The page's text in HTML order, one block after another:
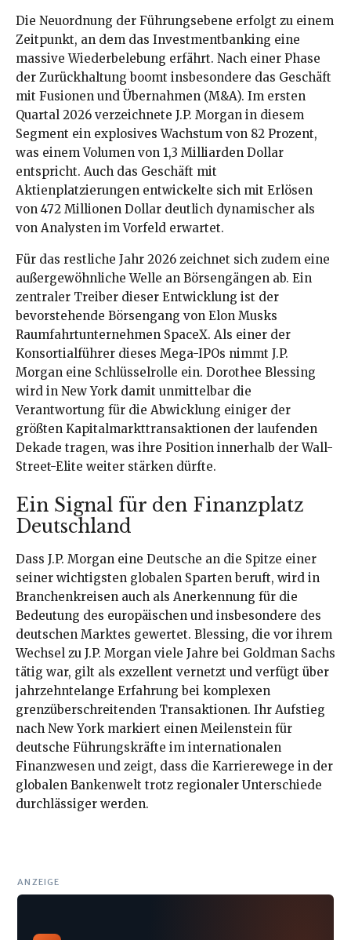
Die Neuordnung der Führungsebene erfolgt zu einem
Zeitpunkt, an dem das Investmentbanking eine
massive Wiederbelebung erfährt. Nach einer Phase
der Zurückhaltung boomt insbesondere das Geschäft
mit Fusionen und Übernahmen (M&A). Im ersten
Quartal 2026 verzeichnete J.P. Morgan in diesem
Segment ein explosives Wachstum von 82 Prozent,
was einem Volumen von 1,3 Milliarden Dollar
entspricht. Auch das Geschäft mit
Aktienplatzierungen entwickelte sich mit Erlösen
von 472 Millionen Dollar deutlich dynamischer als
von Analysten im Vorfeld erwartet.
Für das restliche Jahr 2026 zeichnet sich zudem eine
außergewöhnliche Welle an Börsengängen ab. Ein
zentraler Treiber dieser Entwicklung ist der
bevorstehende Börsengang von Elon Musks
Raumfahrtunternehmen SpaceX. Als einer der
Konsortialführer dieses Mega-IPOs nimmt J.P.
Morgan eine Schlüsselrolle ein. Dorothee Blessing
wird in New York damit unmittelbar die
Verantwortung für die Abwicklung einiger der
größten Kapitalmarkttransaktionen der laufenden
Dekade tragen, was ihre Position innerhalb der Wall-
Street-Elite weiter stärken dürfte.
Ein Signal für den Finanzplatz
Deutschland
Dass J.P. Morgan eine Deutsche an die Spitze einer
seiner wichtigsten globalen Sparten beruft, wird in
Branchenkreisen auch als Anerkennung für die
Bedeutung des europäischen und insbesondere des
deutschen Marktes gewertet. Blessing, die vor ihrem
Wechsel zu J.P. Morgan viele Jahre bei Goldman Sachs
tätig war, gilt als exzellent vernetzt und verfügt über
jahrzehntelange Erfahrung bei komplexen
grenzüberschreitenden Transaktionen. Ihr Aufstieg
nach New York markiert einen Meilenstein für
deutsche Führungskräfte im internationalen
Finanzwesen und zeigt, dass die Karrierewege in der
globalen Bankenwelt trotz regionaler Unterschiede
durchlässiger werden.
ANZEIGE